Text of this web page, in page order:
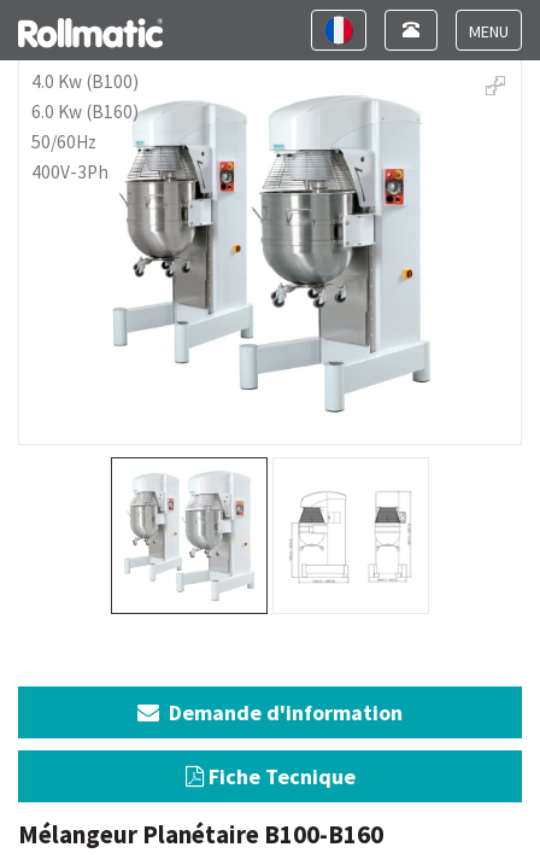
Toggle
Toggle
navigation
Toggle
navigation
4.0 Kw (B100)
6.0 Kw (B160)
50/60Hz
400V-3Ph
Demande d'information
Fiche Tecnique
Mélangeur Planétaire B100-B160